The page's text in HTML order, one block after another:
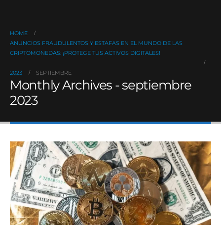
HOME
ANUNCIOS FRAUDULENTOS Y ESTAFAS EN EL MUNDO DE LAS
CRIPTOMONEDAS: ¡PROTEGE TUS ACTIVOS DIGITALES!
2023 SEPTIEMBRE
Monthly Archives - septiembre
2023